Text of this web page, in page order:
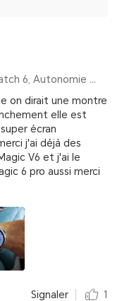
Par HONOR Watch 6, Autonomie 35 Jours – Twilight Brown (Bracelet cuir)
on dirait une montre
elle est
écran
j'ai déjà des
V6 et j'ai le
6 pro aussi merci
Signaler 1